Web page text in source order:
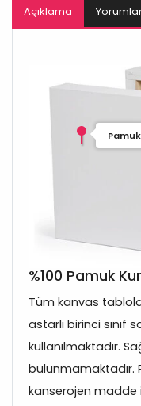
Açıklama
%100 Pamuk
Tüm kanvas
astarlı birinci sınıf
kullanılmaktadır.
bulunmamaktadır.
kanserojen madde